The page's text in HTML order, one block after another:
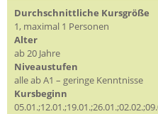
Durchschnittliche Kursgröße
1, maximal 1 Personen
Alter
ab 20 Jahre
Niveaustufen
alle ab A1 – geringe Kenntnisse
Kursbeginn